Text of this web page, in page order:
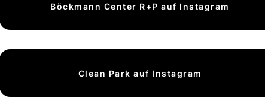
Böckmann Center R+P auf Instagram
Clean Park auf Instagram